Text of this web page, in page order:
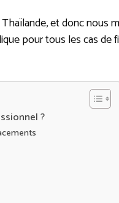
et donc
pour tous les cas
?